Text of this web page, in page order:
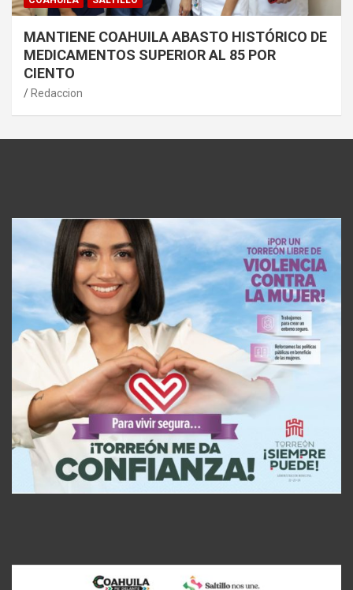
MANTIENE COAHUILA ABASTO HISTÓRICO DE
MEDICAMENTOS SUPERIOR AL 85 POR
CIENTO
Redaccion